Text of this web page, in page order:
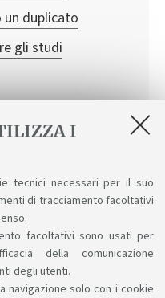
I
tecnici necessari per il suo
di tracciamento facoltativi
facoltativi sono usati per
della comunicazione
degli utenti.
navigazione solo con i cookie
duplicato
gli studi